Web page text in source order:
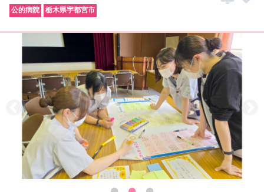
公的病院 栃木県宇都宮市